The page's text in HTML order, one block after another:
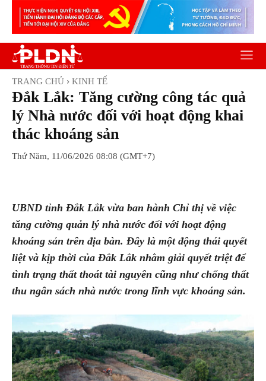
TRANG CHỦ KINH TẾ
Đắk Lắk: Tăng cường công tác quả
lý Nhà nước đối với hoạt động khai
thác khoáng sản
Thứ Năm, 11/06/2026 08:08 (GMT+7)
UBND tỉnh Đắk Lắk vừa ban hành Chỉ thị về việc
tăng cường quản lý nhà nước đối với hoạt động
khoáng sản trên địa bàn. Đây là một động thái quyết
liệt và kịp thời của Đắk Lắk nhằm giải quyết triệt để
tình trạng thất thoát tài nguyên cũng như chống thất
thu ngân sách nhà nước trong lĩnh vực khoáng sản.